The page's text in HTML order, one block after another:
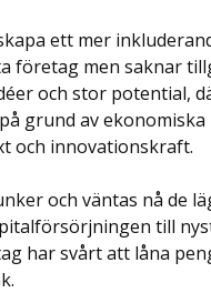
ett mer
företag men saknar
och stor potential,
grund av ekonomiska
och innovationskraft.
och väntas nå de
till
har svårt att låna